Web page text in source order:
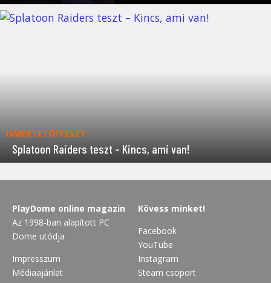
ISMERTETŐ/TESZT
Splatoon Raiders teszt – Kincs, ami van!
PlayDome online magazin
Az 1998-ban alapított PC
Dome utódja
Impresszum
Médiaajánlat
Kövess minket!
Facebook
YouTube
Instagram
Steam csoport